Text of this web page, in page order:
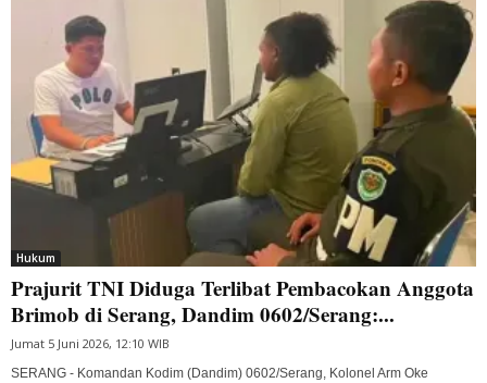
Hukum
Prajurit TNI Diduga Terlibat Pembacokan Anggota
Brimob di Serang, Dandim 0602/Serang:...
Jumat 5 Juni 2026, 12:10 WIB
SERANG - Komandan Kodim (Dandim) 0602/Serang, Kolonel Arm Oke